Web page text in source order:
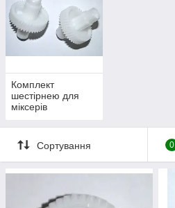
Комплект
шестірнею для
міксерів
Сортування 0